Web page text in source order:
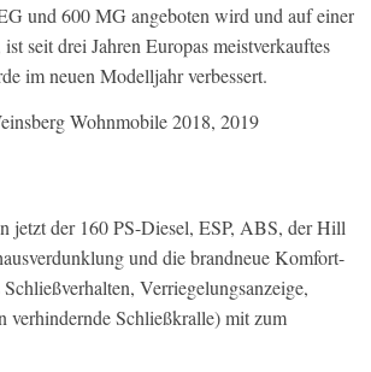
und 600 MG angeboten wird und auf einer
seit drei Jahren Europas meistverkauftes
im neuen Modelljahr verbessert.
jetzt der 160 PS-Diesel, ESP, ABS, der Hill
und die brandneue Komfort-
Verriegelungsanzeige,
verhindernde Schließkralle) mit zum